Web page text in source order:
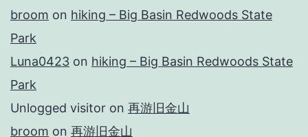
broom on hiking – Big Basin Redwoods State
Park
Luna0423 on hiking – Big Basin Redwoods State
Park
Unlogged visitor on 再游旧金山
broom on 再游旧金山